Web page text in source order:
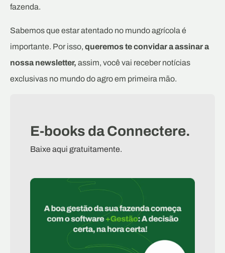
fazenda.
Sabemos que estar atentado no mundo agrícola é
importante. Por isso, queremos te convidar a assinar a
nossa newsletter, assim, você vai receber notícias
exclusivas no mundo do agro em primeira mão.
E-books da Connectere.
Baixe aqui gratuitamente.